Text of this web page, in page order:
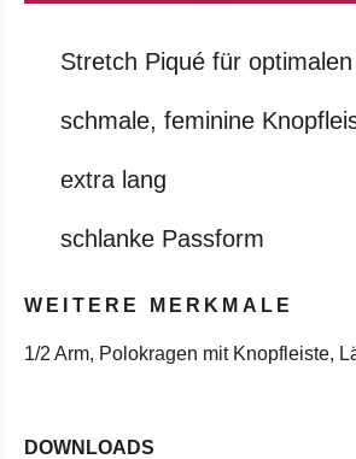
Stretch Piqué für
schmale, feminine
extra lang
schlanke Passform
WEITERE MERKMALE
1/2 Arm, Polokragen mit Knopfleiste,
DOWNLOADS